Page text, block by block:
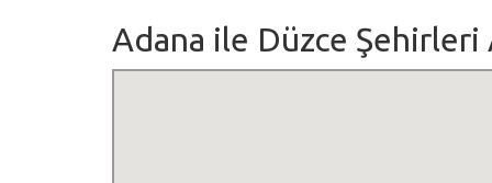
Adana ile Düzce Şehirleri